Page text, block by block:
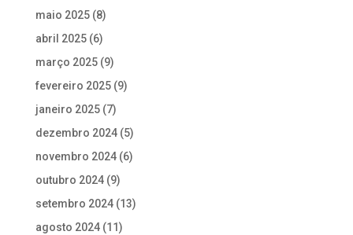
maio 2025(8)
abril 2025(6)
março 2025(9)
fevereiro 2025(9)
janeiro 2025(7)
dezembro 2024(5)
novembro 2024(6)
outubro 2024(9)
setembro 2024(13)
agosto 2024(11)